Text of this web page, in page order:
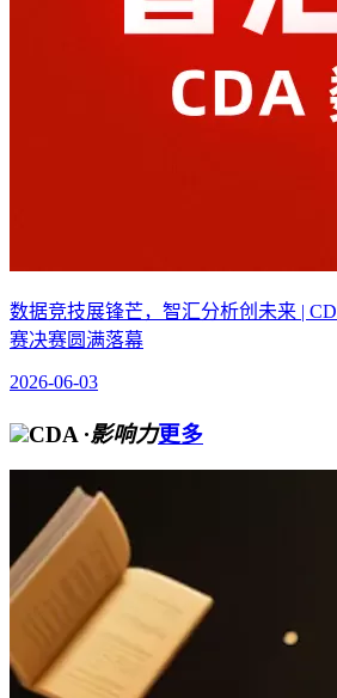
数据竞技展锋芒，智汇分析创未来 |
赛决赛圆满落幕
2026-06-03
CDA ·影响力更多